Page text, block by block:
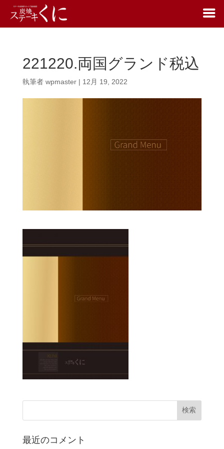
221220.両国グランド税込
執筆者 wpmaster| 12月 19, 2022
最近のコメント